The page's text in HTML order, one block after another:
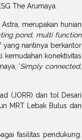
The Arumaya.
merupakan hunian
pond, multi function
yang nantinya berkantor
kemudahan konektivitas
‘Simply connected,
(JORR) dan tol Desari
MRT Lebak Bulus dan
fasilitas pendukung.